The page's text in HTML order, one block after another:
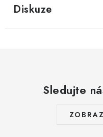
Diskuze
Sledujte